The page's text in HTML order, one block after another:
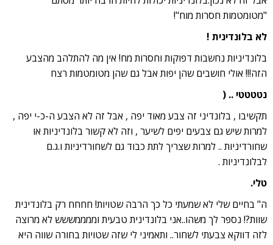
"מטומטמות חסרות מוח"!
לא בלונדינית !
בלונדיניות נחשבות דפוקות וחסרות מח! אין מה להתלהב מהצבע
הזה!!! אולי חושבים שהן יפות אבל גם שהן מטומטמות רצח
נטטטטי .. (
תקשיבו , בלונדיני זה צבע מאוד יפה , אבל זה לא הצבע ה-כ-י יפה ,
למרות שיש גם צבעים יפים לשיער , וזה לא קשור בלונדיניות או
שחורדיניות .. למרות שצריך לתת כבוד גם לשחורדיניות ו.ג.ם
לבלונדיניות .
טלי.
ה" בחיים שלי לא שמעתי כל כך הרבה שטויות! חחחח רק בלונדינית
שוות?! נספר לך משהו..אני בלונדינית טבעית וממממששש לא מרוצה
לזה דווקא צבעתי לשחור.. ותאמיני לי שזה שטויות בחורה שווה היא